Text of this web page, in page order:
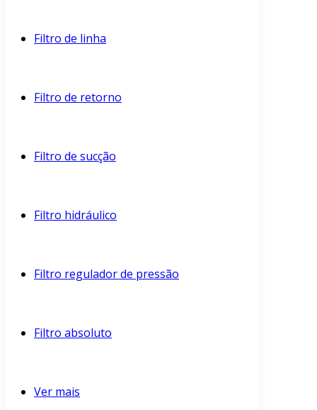
Filtro de linha
Filtro de retorno
Filtro de sucção
Filtro hidráulico
Filtro regulador de pressão
Filtro absoluto
Ver mais